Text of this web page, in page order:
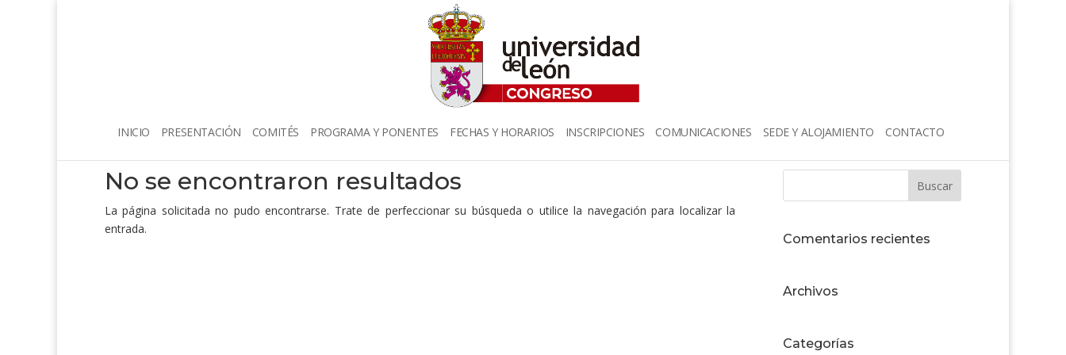
INICIO PRESENTACIÓN COMITÉS PROGRAMA Y PONENTES FECHAS Y HORARIOS INSCRIPCIONES COMUNICACIONES SEDE Y ALOJAMIENTO CONTACTO
No se encontraron resultados
La página solicitada no pudo encontrarse. Trate de perfeccionar su búsqueda o utilice la navegación para localizar la
entrada.
Comentarios recientes
Archivos
Categorías